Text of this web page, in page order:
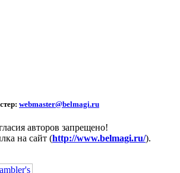
webmaster@belmagi.ru
авторов запрещено!
на сайт (http://www.belmagi.ru/).